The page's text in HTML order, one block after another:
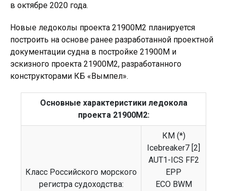
в октябре 2020 года.
Новые ледоколы проекта 21900М2 планируется
построить на основе ранее разработанной проектной
документации судна в постройке 21900М и
эскизного проекта 21900М2, разработанного
конструкторами КБ «Вымпел».
Основные характеристики ледокола
проекта 21900М2:
Класс Российского морского
регистра судоходства:
КМ (*)
Icebreaker7 [2]
AUT1-ICS FF2
EPP
ECO BWM